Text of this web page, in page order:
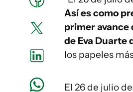
Así es como
primer avance
de Eva Duarte
los papeles
El 26 de julio